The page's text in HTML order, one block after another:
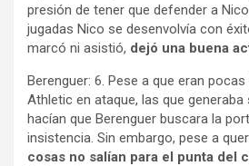
presión de tener que defender a
jugadas Nico se desenvolvía con
marcó ni asistió, dejó una buena
Berenguer: 6. Pese a que eran
Athletic en ataque, las que
hacían que Berenguer buscara la
insistencia. Sin embargo, pese a
cosas no salían para el punta del